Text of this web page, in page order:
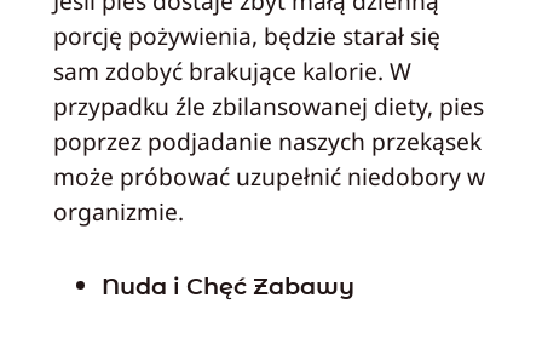
porcję pożywienia, będzie starał się
sam zdobyć brakujące kalorie. W
przypadku źle zbilansowanej diety, pies
poprzez podjadanie naszych przekąsek
może próbować uzupełnić niedobory w
organizmie.
Nuda i Chęć Zabawy